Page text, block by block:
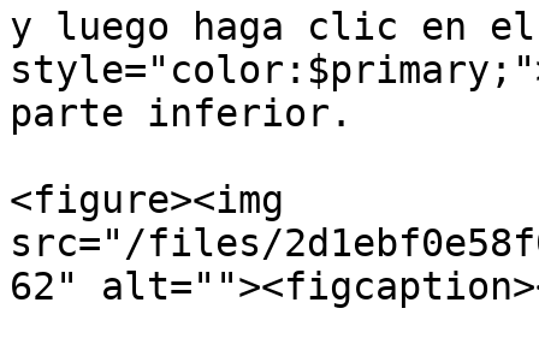
y luego haga clic en el
parte inferior.
<figure><img
src="/files/
62"